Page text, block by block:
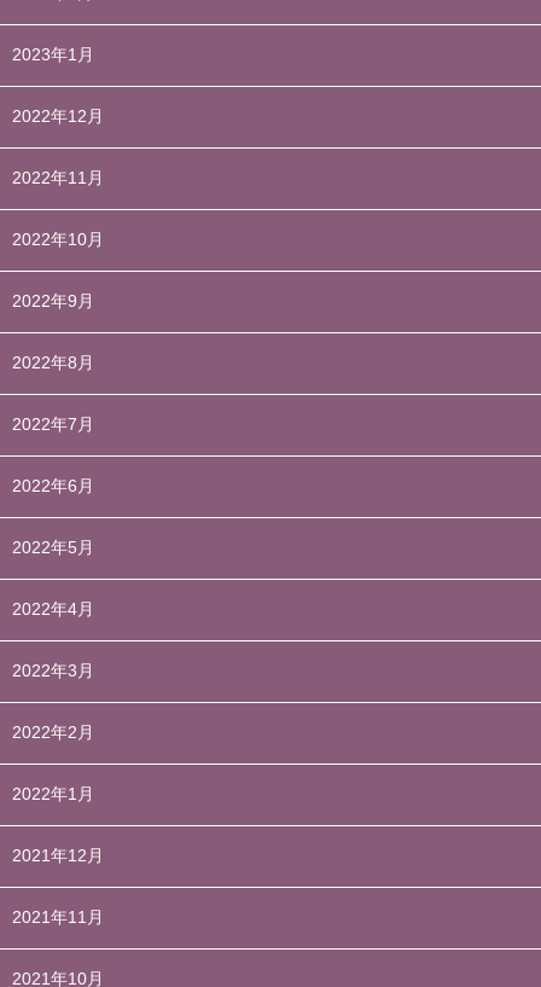
2023年1月
2022年12月
2022年11月
2022年10月
2022年9月
2022年8月
2022年7月
2022年6月
2022年5月
2022年4月
2022年3月
2022年2月
2022年1月
2021年12月
2021年11月
2021年10月